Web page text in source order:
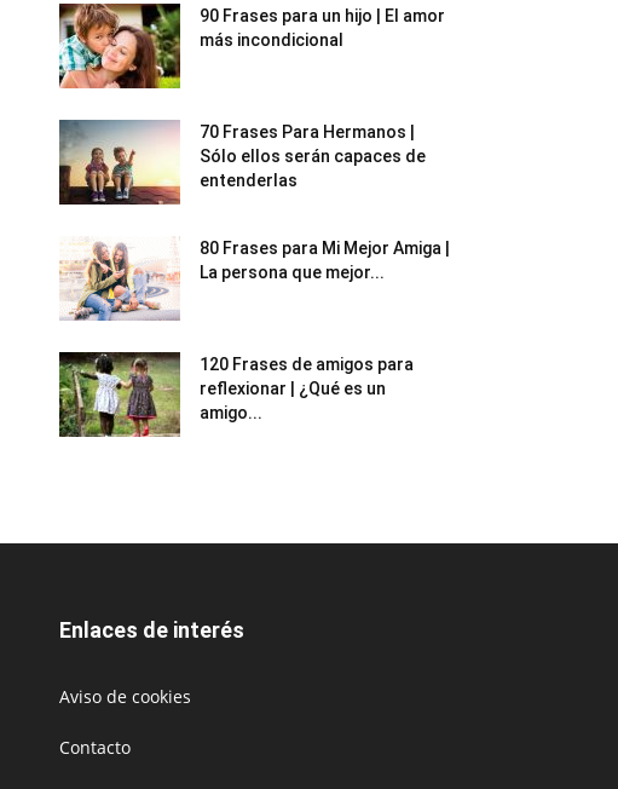
90 Frases para un hijo | El amor
más incondicional
70 Frases Para Hermanos |
Sólo ellos serán capaces de
entenderlas
80 Frases para Mi Mejor Amiga |
La persona que mejor...
120 Frases de amigos para
reflexionar | ¿Qué es un
amigo...
Enlaces de interés
Aviso de cookies
Contacto